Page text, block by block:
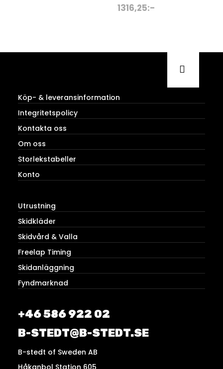
1316,25:-
Köp- & leveransinformation
Integritetspolicy
Kontakta oss
Om oss
Storlekstabeller
Konto
Utrustning
Skidkläder
Skidvård & Valla
Freelap Timing
Skidanläggning
Fyndmarknad
+46 586 922 02
B-STEDT@B-STEDT.SE
B-stedt of Sweden AB
Håkanbol Station 605